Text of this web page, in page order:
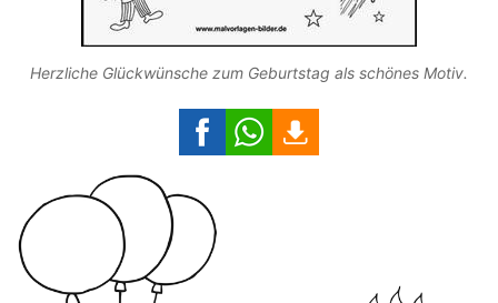
Herzliche Glückwünsche zum Geburtstag als schönes Motiv.